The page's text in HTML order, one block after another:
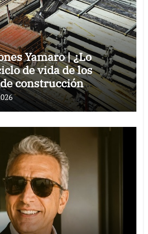
Yamaro | ¿Lo
de vida de los
construcción
eficiencia en proyectos